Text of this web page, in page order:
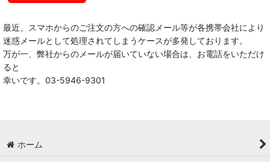
最近、スマホからのご注文の方への確認メール等が各携帯会社により
迷惑メールとして処理されてしまうケースが多発しております。
万が一、弊社からのメールが届いていない場合は、お電話をいただけ
ると
幸いです。03-5946-9301
ホーム